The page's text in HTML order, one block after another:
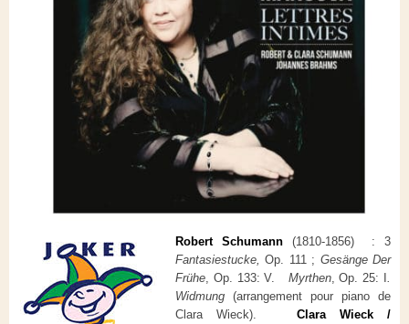
Robert Schumann(1810-1856) : 3
Fantasiestucke, Op. 111 ; Gesänge Der
Frühe , Op. 133: V. Myrthen, Op. 25: I
Widmung (arrangement pour piano de
Clara Wieck).Clara Wieck /